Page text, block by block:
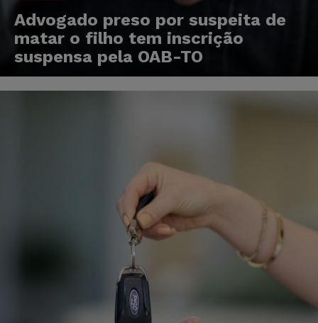
Advogado preso por suspeita de
matar o filho tem inscrição
suspensa pela OAB-TO